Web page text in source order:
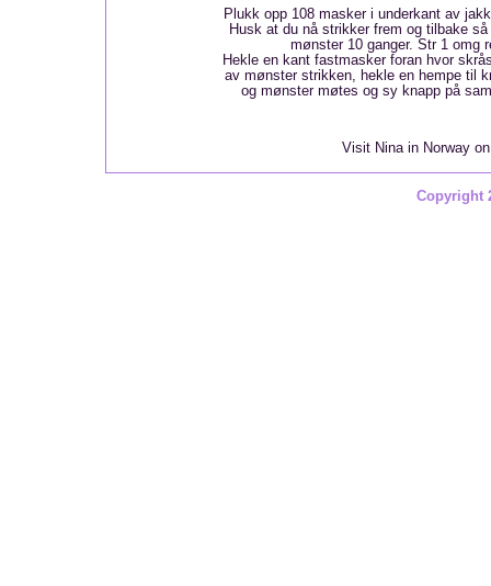
Plukk opp 108 masker i underkant av
Husk at du nå strikker frem og tilbake
mønster 10 ganger. Str 1 omg
Hekle en kant fastmasker foran hvor
av mønster strikken, hekle en hempe til
og mønster møtes og sy knapp på
Visit Nina in Norway
Copyright